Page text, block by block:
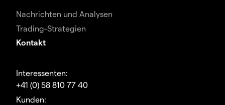
Nachrichten und Analysen
Trading-Strategien
Kontakt
Interessenten:
+41 (0) 58 810 77 40
Kunden: